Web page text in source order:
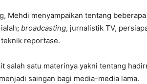
Mehdi menyampaikan tentang
broadcasting, jurnalistik TV,
reportase.
salah satu materinya yakni tentang
saingan bagi media-media lama.